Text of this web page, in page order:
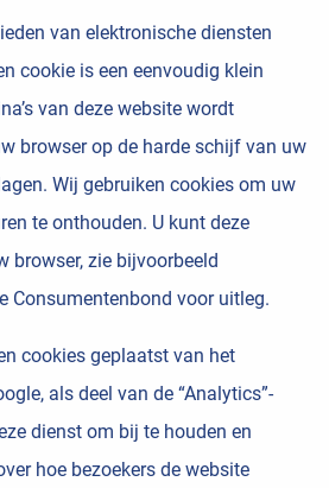
van elektronische diensten
cookie is een eenvoudig klein
van deze website wordt
browser op de harde schijf van uw
Wij gebruiken cookies om uw
te onthouden. U kunt deze
browser, zie bijvoorbeeld
Consumentenbond voor uitleg.
cookies geplaatst van het
als deel van de “Analytics”-
dienst om bij te houden en
hoe bezoekers de website